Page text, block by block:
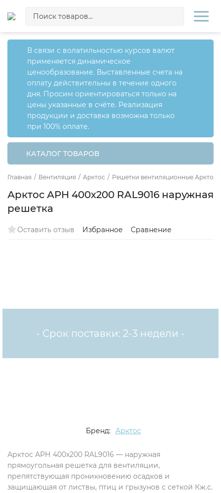
В связи с волатильностью курсов валют
применяется динамическое
ценообразование. Выставленные счета на
оплату действительны в течение одного
дня. Просим ориентироваться только на
цены указанные в счёте. Реализация
продукции и доставка возможна только
при 100% оплате.
КАТАЛОГ ТОВАРОВ
Главная / Вентиляция / Арктос / Решетки вентиляционные Арктос
Арктос АРН 400x200 RAL9016 наружная
решетка
Оставить отзыв Избранное Сравнение
- Срок поставки: 2-3 недели -
Бренд: Арктос
Арктос АРН 400x200 RAL9016 — наружная
прямоугольная решетка для вентиляции,
препятствующая проникновению осадков и
защищающая от листвы, птиц и грызунов с сеткой Кж.с.